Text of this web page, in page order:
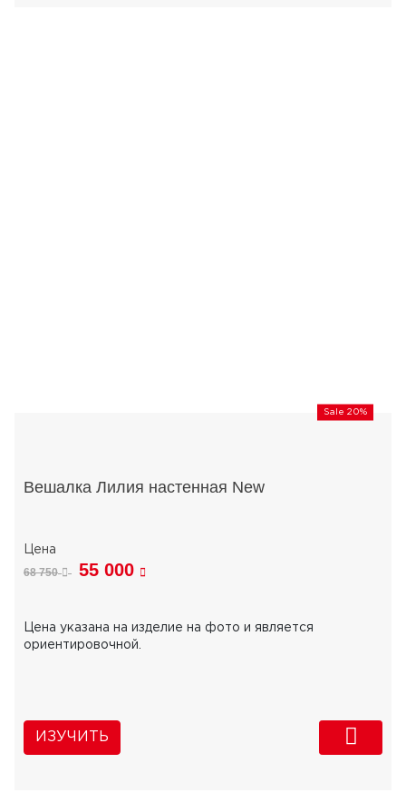
Sale 20%
Вешалка Лилия настенная New
68 750 55 000
Цена указана на изделие на фото и является
ориентировочной.
ИЗУЧИТЬ